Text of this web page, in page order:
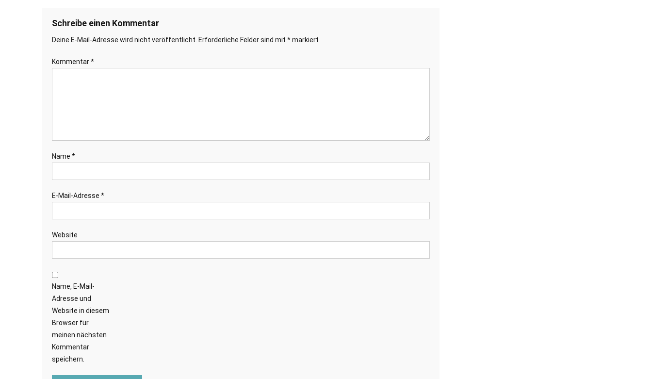
Schreibe einen Kommentar
Deine E-Mail-Adresse wird nicht veröffentlicht. Erforderliche Felder sind mit *markiert
Kommentar*
Name *
E-Mail-Adresse *
Website
Name, E-Mail-
Adresse und
Website in diesem
Browser für
meinen nächsten
Kommentar
speichern.